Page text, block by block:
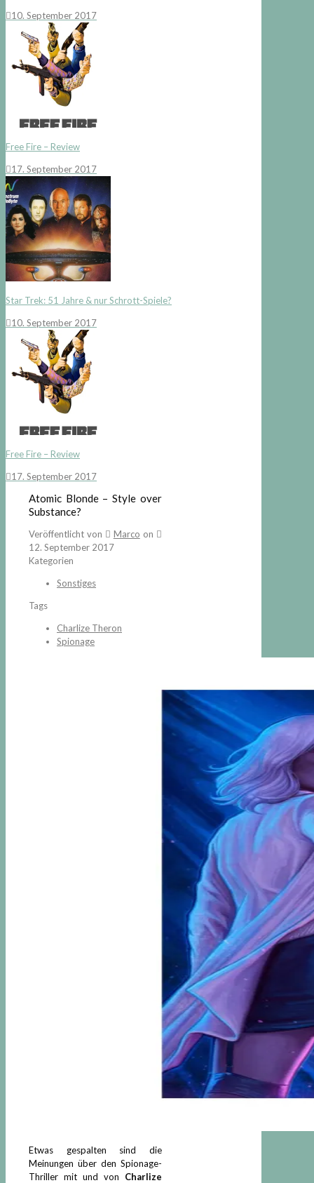
10. September 2017
Free Fire – Review
17. September 2017
Star Trek: 51 Jahre & nur Schrott-Spiele?
10. September 2017
Free Fire – Review
17. September 2017
Atomic Blonde – Style over
Substance?
Veröffentlicht von Marco on
12. September 2017
Kategorien
Sonstiges
Tags
Charlize Theron
Spionage
Etwas gespalten sind die
Meinungen über den Spionage-
Thriller mit und von Charlize